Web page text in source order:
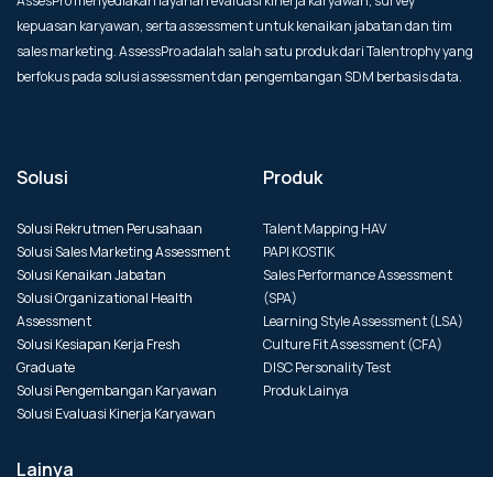
kepuasan karyawan, serta assessment untuk kenaikan jabatan dan tim
sales marketing. AssessPro adalah salah satu produk dari Talentrophy yang
berfokus pada solusi assessment dan pengembangan SDM berbasis data.
Solusi
Solusi Rekrutmen Perusahaan
Solusi Sales Marketing Assessment
Solusi Kenaikan Jabatan
Solusi Organizational Health
Assessment
Solusi Kesiapan Kerja Fresh
Graduate
Solusi Pengembangan Karyawan
Solusi Evaluasi Kinerja Karyawan
Produk
Talent Mapping HAV
PAPI KOSTIK
Sales Performance Assessment
(SPA)
Learning Style Assessment (LSA)
Culture Fit Assessment (CFA)
DISC Personality Test
Produk Lainya
Lainya